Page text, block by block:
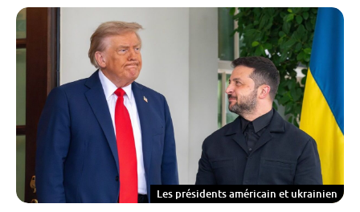
Les présidents américain et ukrainien